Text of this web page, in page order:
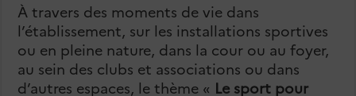
À travers des moments de vie dans
l’établissement, sur les installations sportives
ou en pleine nature, dans la cour ou au foyer,
au sein des clubs et associations ou dans
d’autres espaces, le thème « Le sport pour